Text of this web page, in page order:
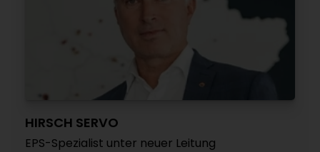
HIRSCH SERVO
EPS-Spezialist unter neuer Leitung